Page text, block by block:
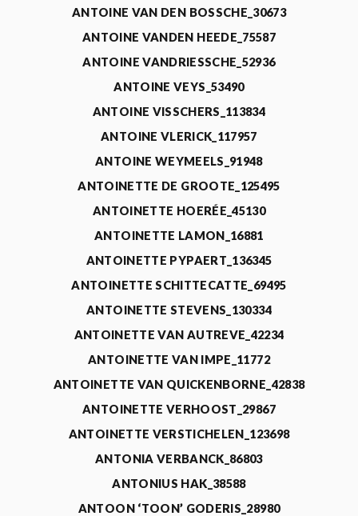
ANTOINE VAN DEN BOSSCHE_30673
ANTOINE VANDEN HEEDE_75587
ANTOINE VANDRIESSCHE_52936
ANTOINE VEYS_53490
ANTOINE VISSCHERS_113834
ANTOINE VLERICK_117957
ANTOINE WEYMEELS_91948
ANTOINETTE DE GROOTE_125495
ANTOINETTE HOERÉE_45130
ANTOINETTE LAMON_16881
ANTOINETTE PYPAERT_136345
ANTOINETTE SCHITTECATTE_69495
ANTOINETTE STEVENS_130334
ANTOINETTE VAN AUTREVE_42234
ANTOINETTE VAN IMPE_11772
ANTOINETTE VAN QUICKENBORNE_42838
ANTOINETTE VERHOOST_29867
ANTOINETTE VERSTICHELEN_123698
ANTONIA VERBANCK_86803
ANTONIUS HAK_38588
ANTOON ‘TOON’ GODERIS_28980